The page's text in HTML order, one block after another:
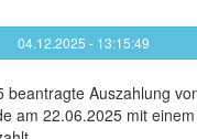
04.12.2025 - 13:15:49
beantragte Auszahlung
am 22.06.2025 mit